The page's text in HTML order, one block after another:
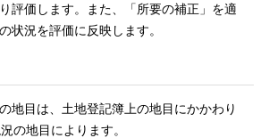
評価します。また、「所要の補正」を適
状況を評価に反映します。
地目は、土地登記簿上の地目にかかわり
の地目によります。